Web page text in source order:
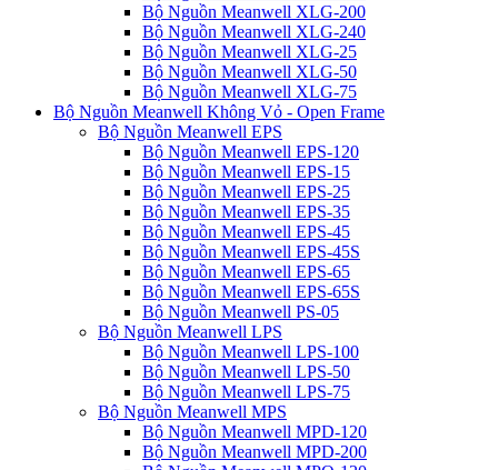
Bộ Nguồn Meanwell XLG-200
Bộ Nguồn Meanwell XLG-240
Bộ Nguồn Meanwell XLG-25
Bộ Nguồn Meanwell XLG-50
Bộ Nguồn Meanwell XLG-75
Bộ Nguồn Meanwell Không Vỏ - Open Frame
Bộ Nguồn Meanwell EPS
Bộ Nguồn Meanwell EPS-120
Bộ Nguồn Meanwell EPS-15
Bộ Nguồn Meanwell EPS-25
Bộ Nguồn Meanwell EPS-35
Bộ Nguồn Meanwell EPS-45
Bộ Nguồn Meanwell EPS-45S
Bộ Nguồn Meanwell EPS-65
Bộ Nguồn Meanwell EPS-65S
Bộ Nguồn Meanwell PS-05
Bộ Nguồn Meanwell LPS
Bộ Nguồn Meanwell LPS-100
Bộ Nguồn Meanwell LPS-50
Bộ Nguồn Meanwell LPS-75
Bộ Nguồn Meanwell MPS
Bộ Nguồn Meanwell MPD-120
Bộ Nguồn Meanwell MPD-200